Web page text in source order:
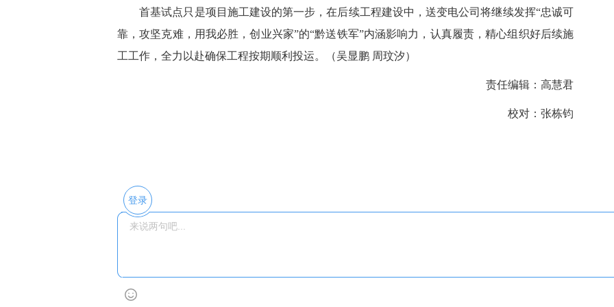
首基试点只是项目施工建设的第一步，在后续工程建设中，送变电公司将继续发挥“忠诚可
靠，攻坚克难，用我必胜，创业兴家”的“黔送铁军”内涵影响力，认真履责，精心组织好后续施
工工作，全力以赴确保工程按期顺利投运。（吴显鹏 周玟汐）
责任编辑：高慧君
校对：张栋钧
登录